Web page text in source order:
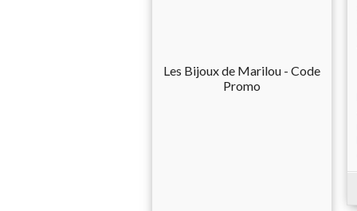
Les Bijoux de Marilou - Code
Promo